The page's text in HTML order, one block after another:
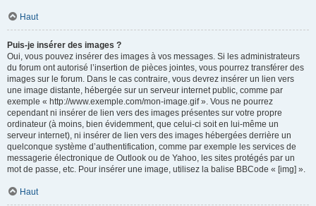
Haut
Puis-je insérer des images ?
Oui, vous pouvez insérer des images à vos messages. Si les administrateurs
du forum ont autorisé l’insertion de pièces jointes, vous pourrez transférer des
images sur le forum. Dans le cas contraire, vous devrez insérer un lien vers
une image distante, hébergée sur un serveur internet public, comme par
exemple « http://www.exemple.com/mon-image.gif ». Vous ne pourrez
cependant ni insérer de lien vers des images présentes sur votre propre
ordinateur (à moins, bien évidemment, que celui-ci soit en lui-même un
serveur internet), ni insérer de lien vers des images hébergées derrière un
quelconque système d’authentification, comme par exemple les services de
messagerie électronique de Outlook ou de Yahoo, les sites protégés par un
mot de passe, etc. Pour insérer une image, utilisez la balise BBCode « [img] ».
Haut